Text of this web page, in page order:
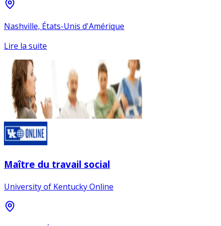
Nashville, États-Unis d'Amérique
Lire la suite
Maître du travail social
University of Kentucky Online